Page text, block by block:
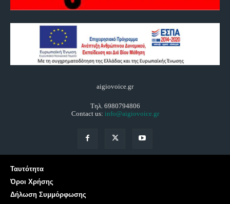
aigiovoice.gr
Τηλ. 6980794806
Contact us: info@aigiovoice.gr
Ταυτότητα
Όροι Χρήσης
Δήλωση Συμμόρφωσης